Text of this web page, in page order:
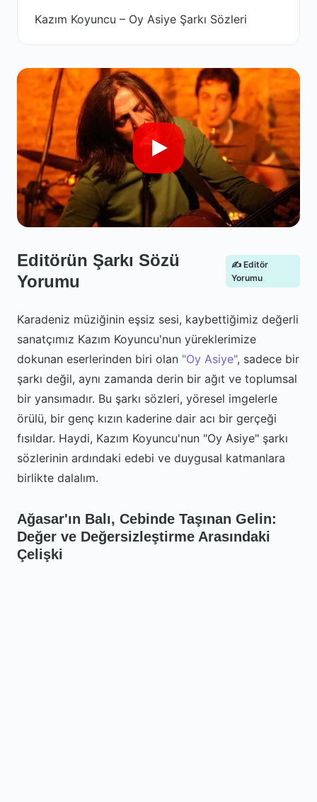
Kazım Koyuncu – Oy Asiye Şarkı Sözleri
Editörün Şarkı Sözü
Yorumu
✍️ Editör
Yorumu
Karadeniz müziğinin eşsiz sesi, kaybettiğimiz değerli
sanatçımız Kazım Koyuncu'nun yüreklerimize
dokunan eserlerinden biri olan "Oy Asiye", sadece bir
şarkı değil, aynı zamanda derin bir ağıt ve toplumsal
bir yansımadır. Bu şarkı sözleri, yöresel imgelerle
örülü, bir genç kızın kaderine dair acı bir gerçeği
fısıldar. Haydi, Kazım Koyuncu'nun "Oy Asiye" şarkı
sözlerinin ardındaki edebi ve duygusal katmanlara
birlikte dalalım.
Ağasar'ın Balı, Cebinde Taşınan Gelin:
Değer ve Değersizleştirme Arasındaki
Çelişki